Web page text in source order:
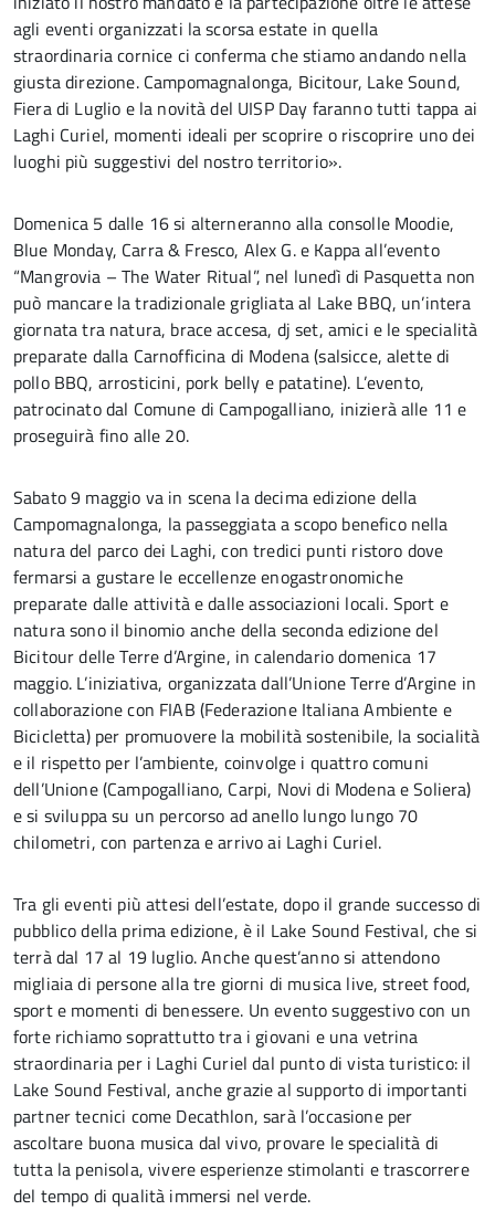
agli eventi organizzati la scorsa estate in quella
straordinaria cornice ci conferma che stiamo andando nella
giusta direzione. Campomagnalonga, Bicitour, Lake Sound,
Fiera di Luglio e la novità del UISP Day faranno tutti tappa ai
Laghi Curiel, momenti ideali per scoprire o riscoprire uno dei
luoghi più suggestivi del nostro territorio».
Domenica 5 dalle 16 si alterneranno alla consolle Moodie,
Blue Monday, Carra & Fresco, Alex G. e Kappa all’evento
“Mangrovia – The Water Ritual”, nel lunedì di Pasquetta non
può mancare la tradizionale grigliata al Lake BBQ, un’intera
giornata tra natura, brace accesa, dj set, amici e le specialità
preparate dalla Carnofficina di Modena (salsicce, alette di
pollo BBQ, arrosticini, pork belly e patatine). L’evento,
patrocinato dal Comune di Campogalliano, inizierà alle 11 e
proseguirà fino alle 20.
Sabato 9 maggio va in scena la decima edizione della
Campomagnalonga, la passeggiata a scopo benefico nella
natura del parco dei Laghi, con tredici punti ristoro dove
fermarsi a gustare le eccellenze enogastronomiche
preparate dalle attività e dalle associazioni locali. Sport e
natura sono il binomio anche della seconda edizione del
Bicitour delle Terre d’Argine, in calendario domenica 17
maggio. L’iniziativa, organizzata dall’Unione Terre d’Argine in
collaborazione con FIAB (Federazione Italiana Ambiente e
Bicicletta) per promuovere la mobilità sostenibile, la socialità
e il rispetto per l’ambiente, coinvolge i quattro comuni
dell’Unione (Campogalliano, Carpi, Novi di Modena e Soliera)
e si sviluppa su un percorso ad anello lungo lungo 70
chilometri, con partenza e arrivo ai Laghi Curiel.
Tra gli eventi più attesi dell’estate, dopo il grande successo di
pubblico della prima edizione, è il Lake Sound Festival, che si
terrà dal 17 al 19 luglio. Anche quest’anno si attendono
migliaia di persone alla tre giorni di musica live, street food,
sport e momenti di benessere. Un evento suggestivo con un
forte richiamo soprattutto tra i giovani e una vetrina
straordinaria per i Laghi Curiel dal punto di vista turistico: il
Lake Sound Festival, anche grazie al supporto di importanti
partner tecnici come Decathlon, sarà l’occasione per
ascoltare buona musica dal vivo, provare le specialità di
tutta la penisola, vivere esperienze stimolanti e trascorrere
del tempo di qualità immersi nel verde.